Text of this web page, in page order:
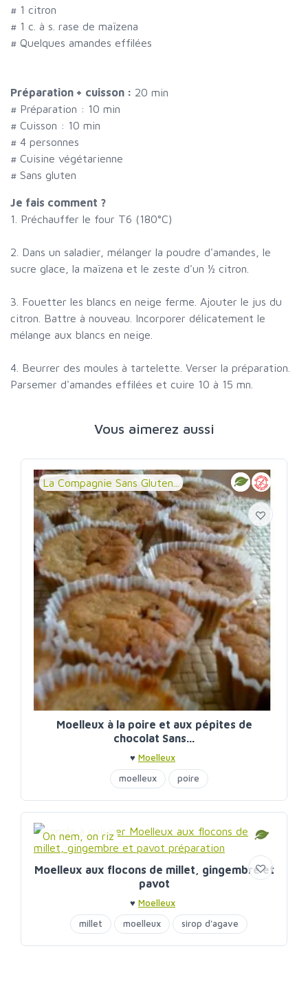
# 1 citron
# 1 c. à s. rase de maïzena
# Quelques amandes effilées
Préparation + cuisson : 20 min
# Préparation : 10 min
# Cuisson : 10 min
# 4 personnes
# Cuisine végétarienne
# Sans gluten
Je fais comment ?
1. Préchauffer le four T6 (180°C)
2. Dans un saladier, mélanger la poudre d'amandes, le
sucre glace, la maïzena et le zeste d'un ½ citron.
3. Fouetter les blancs en neige ferme. Ajouter le jus du
citron. Battre à nouveau. Incorporer délicatement le
mélange aux blancs en neige.
4. Beurrer des moules à tartelette. Verser la préparation.
Parsemer d'amandes effilées et cuire 10 à 15 mn.
Vous aimerez aussi
La Compagnie Sans Gluten...
Moelleux à la poire et aux pépites de
chocolat Sans...
♥ Moelleux
moelleux
poire
On nem, on riz
Moelleux aux flocons de millet, gingembre et
pavot
♥ Moelleux
millet
moelleux sirop d'agave